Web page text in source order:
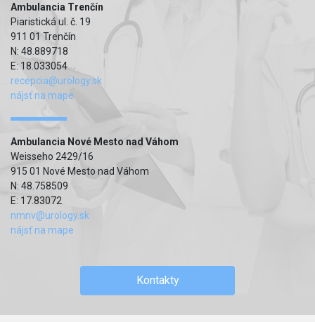
Ambulancia Trenčín
Piaristická ul. č. 19
911 01 Trenčín
N: 48.889718
E: 18.033054
recepcia@urology.sk
nájsť na mape
Ambulancia Nové Mesto nad Váhom
Weisseho 2429/16
915 01 Nové Mesto nad Váhom
N: 48.758509
E: 17.83072
nmnv@urology.sk
nájsť na mape
Kontakty